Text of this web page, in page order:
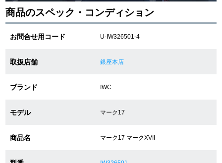
送料・お支払方法
ショッピングローンの流れ
ショップサービス
保証・アフターサービス
ラッピングサービス
商品のスペック・コンディション
お問合せ用コード U-IW326501-4
取扱店舗 銀座本店
ブランド IWC
モデル マーク17
商品名 マーク17 マークXVII